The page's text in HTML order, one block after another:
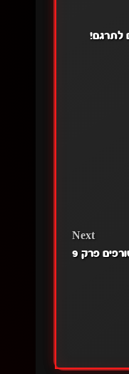
לתרגם!
Next
פרק 9